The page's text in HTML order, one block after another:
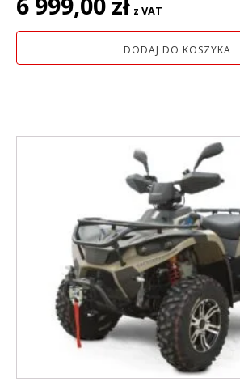
cena
wynosiła:
cena
wynosi:
6
z VAT
DODAJ DO KOSZYKA